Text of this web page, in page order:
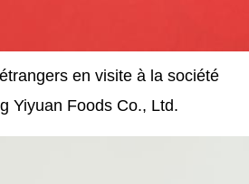
en visite à la société
Yiyuan Foods Co., Ltd.